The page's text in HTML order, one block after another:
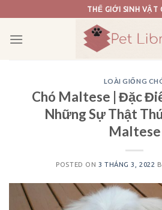
to
content
THẾ GIỚI SINH VẬT
LOÀI GIỐNG
Chó Maltese | Đặc
Những Sự Thật
Maltese
POSTED ON 3 THÁNG 3, 2022